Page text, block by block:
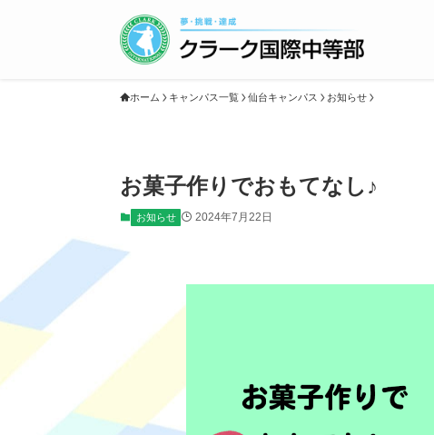
ホーム キャンパス一覧 仙台キャンパス お知らせ
お菓子作りでおもてなし♪
お知らせ 2024年7月22日